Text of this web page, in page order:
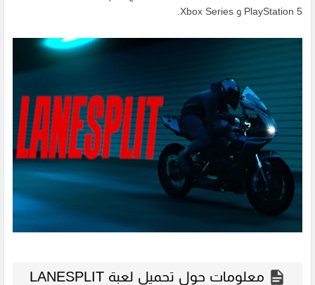
PlayStation 5 و Xbox Series.
معلومات حول تحميل لعبة LANESPLIT